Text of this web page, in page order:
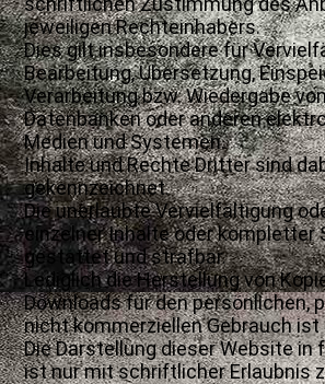
jeweiligen Rechteinhabers.
Dies gilt insbesondere für
Bearbeitung, Übersetzung,
Verarbeitung bzw. Wiedergabe
Datenbanken oder anderen
Medien und Systemen.
Inhalte und Rechte Dritter sind
gekennzeichnet.
Die unerlaubte Vervielfältigung
einzelner Inhalte oder kompletter
gestattet und strafbar.
Lediglich die Herstellung von
Downloads für den persönlichen,
nicht kommerziellen Gebrauch ist
Die Darstellung dieser Website in
ist nur mit schriftlicher Erlaubnis